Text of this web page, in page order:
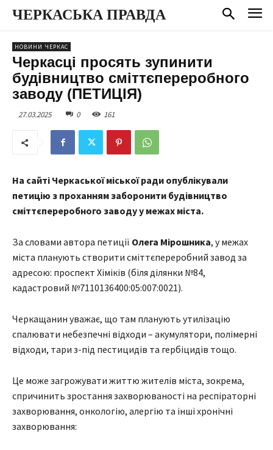
ЧЕРКАСЬКА ПРАВДА
НОВИНИ ЧЕРКАС
Черкасці просять зупинити
будівництво сміттєпереробного
заводу (ПЕТИЦІЯ)
27.03.2025 0 161
На сайті Черкаської міської ради опублікували
петицію з проханням заборонити будівництво
сміттєпереробного заводу у межах міста.
За словами автора петиції Олега Мірошника, у межах
міста планують створити сміттєпереробний завод за
адресою: проспект Хіміків (біля ділянки №84,
кадастровий №7110136400:05:007:0021).
Черкащанин уважає, що там планують утилізацію
спалювати небезпечні відходи – акумулятори, полімерні
відходи, тари з-під пестицидів та гербіцидів тощо.
Це може загрожувати життю жителів міста, зокрема,
спричинить зростання захворюваності на респіраторні
захворювання, онкологію, алергію та інші хронічні
захворювання: